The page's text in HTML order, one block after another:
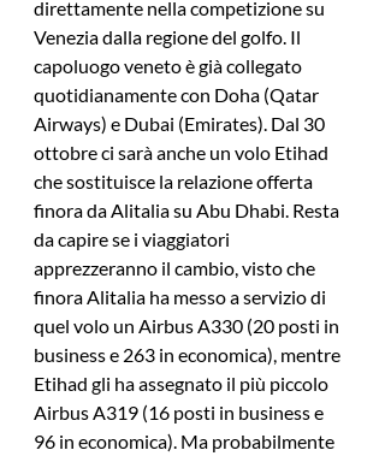
direttamente nella competizione su
Venezia dalla regione del golfo. Il
capoluogo veneto è già collegato
quotidianamente con Doha (Qatar
Airways) e Dubai (Emirates). Dal 30
ottobre ci sarà anche un volo Etihad
che sostituisce la relazione offerta
finora da Alitalia su Abu Dhabi. Resta
da capire se i viaggiatori
apprezzeranno il cambio, visto che
finora Alitalia ha messo a servizio di
quel volo un Airbus A330 (20 posti in
business e 263 in economica), mentre
Etihad gli ha assegnato il più piccolo
Airbus A319 (16 posti in business e
96 in economica). Ma probabilmente